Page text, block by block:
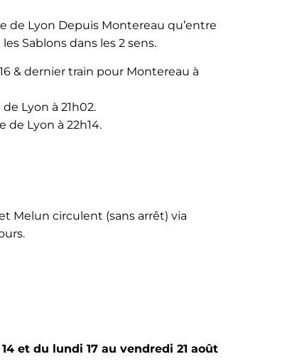
de Lyon Depuis Montereau qu’entre
Sablons dans les 2 sens.
& dernier train pour Montereau à
Lyon à 21h02.
de Lyon à 22h14.
Melun circulent (sans arrêt) via
et du lundi 17 au vendredi 21 août